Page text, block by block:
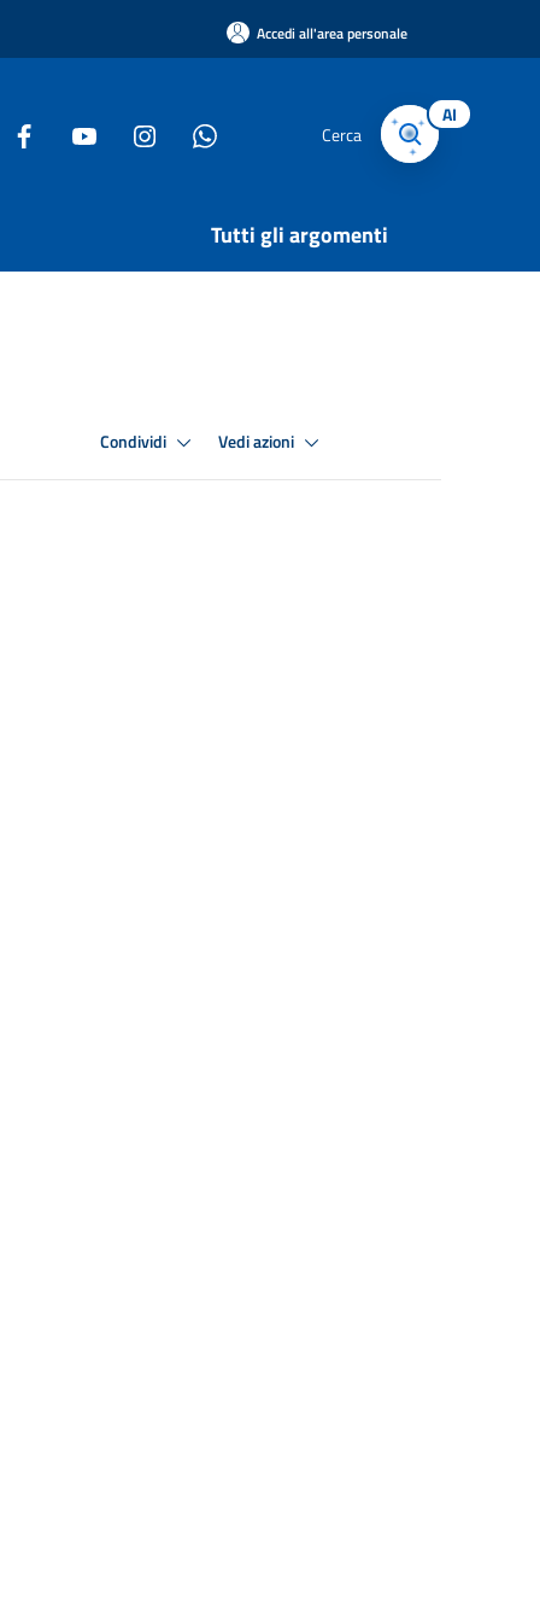
Accedi all'area personale
Cerca
AI
Tutti gli argomenti
Condividi Vedi azioni